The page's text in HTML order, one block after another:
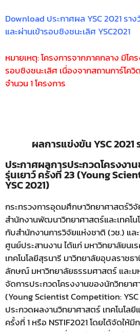
Download ประกาศผล YSC 2021 รา
และผ่านเข้ารอบชิงชนะเลิศ YSC2021
หมายเหตุ: โครงการจากภาคกลาง มีโค
รอบชิงชนะเลิศ เนื่องจากสถานการ์โควิ
จำนวน 1 โครงการ
ผลการแข่งขัน YSC 2021
ประกาศผลการประกวดโครงง
รุ่นเยาว์ ครั้งที่ 23 (Young
YSC 2021)
กระทรวงการอุดมศึกษาวิทยาศาสตร์วิ
สำนักงานพัฒนาวิทยาศาสตร์และเทคโ
กับสำนักงานการวิจัยแห่งชาติ (วช.) แ
ศูนย์ประสานงาน ได้แก่ มหาวิทยาลัยนเ
เทคโนโลยีสุรนารี มาวิทยาลัยอุบลราชธ
ลักษณ์ มหาวิทยาลัยธรรมศาสตร์ และม
จัดการประกวดโครงงานของนักวิทยาศ
(Young Scientist Competition: YSC
ประกวดผลงานวิทยาศาสตร์ เทคโนโล
ครั้งที่ 1 หรือ NSTIF2021 โดยได้จัดให้มี